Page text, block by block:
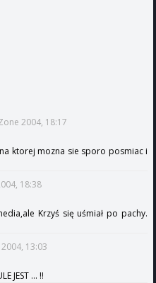
2004, 18:17
ktorej mozna sie sporo posmiac i
18:38
Krzyś się uśmiał po pachy.
13:03
JEST ... !!